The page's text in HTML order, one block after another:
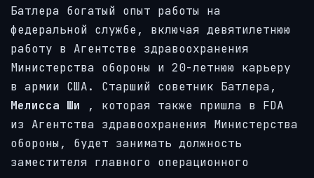
Батлера богатый опыт работы на
федеральной службе, включая девятилетнюю
работу в Агентстве здравоохранения
Министерства обороны и 20-летнюю карьеру
в армии США. Старший советник Батлера,
Мелисса Ши , которая также пришла в FDA
из Агентства здравоохранения Министерства
обороны, будет занимать должность
заместителя главного операционного